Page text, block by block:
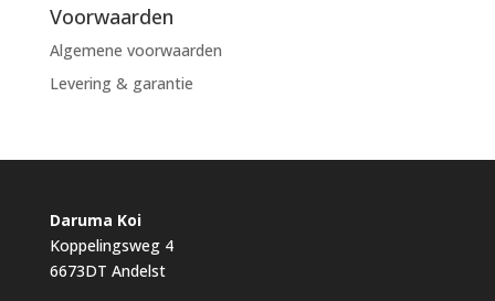
Voorwaarden
Algemene voorwaarden
Levering & garantie
Daruma Koi
Koppelingsweg 4
6673DT Andelst